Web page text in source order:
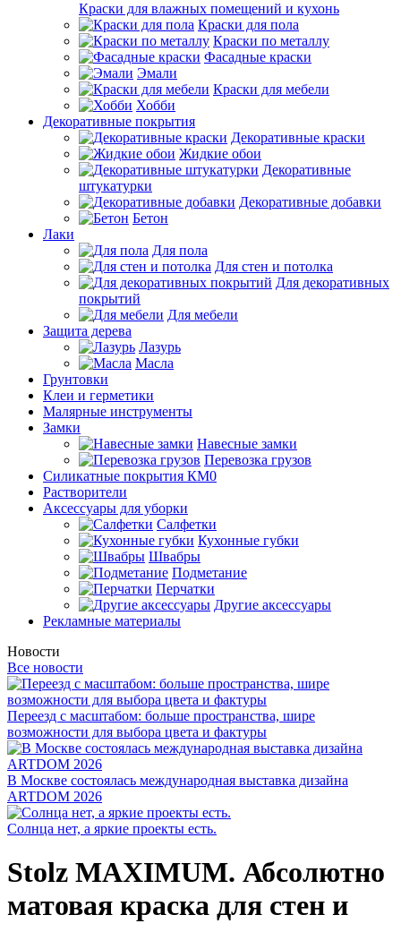
Краски для влажных помещений и кухонь
Краски для пола
Краски по металлу
Фасадные краски
Эмали
Краски для мебели
Хобби
Декоративные покрытия
Декоративные краски
Жидкие обои
Декоративные
штукатурки
Декоративные добавки
Бетон
Лаки
Для пола
Для стен и потолка
Для декоративных
покрытий
Для мебели
Защита дерева
Лазурь
Масла
Грунтовки
Клеи и герметики
Малярные инструменты
Замки
Навесные замки
Перевозка грузов
Силикатные покрытия КМ0
Растворители
Аксессуары для уборки
Салфетки
Кухонные губки
Швабры
Подметание
Перчатки
Другие аксессуары
Рекламные материалы
Новости
Все новости
Переезд с масштабом: больше пространства, шире
возможности для выбора цвета и фактуры
В Москве состоялась международная выставка дизайна
ARTDOM 2026
Солнца нет, а яркие проекты есть.
Stolz MAXIMUM. Абсолютно
матовая краска для стен и